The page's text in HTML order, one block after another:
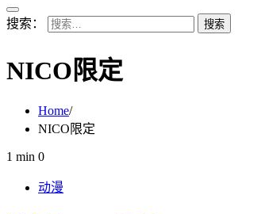
搜索：
NICO限定
Home
NICO限定
1 min 0
动漫